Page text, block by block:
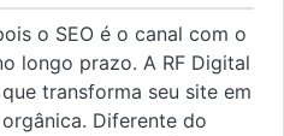
o SEO é o canal com o
longo prazo. A RF Digital
transforma seu site em
Diferente do